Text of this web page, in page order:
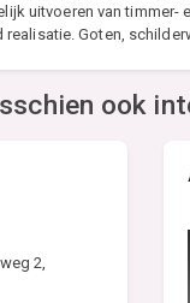
uitvoeren van
Goten,
ook
2,